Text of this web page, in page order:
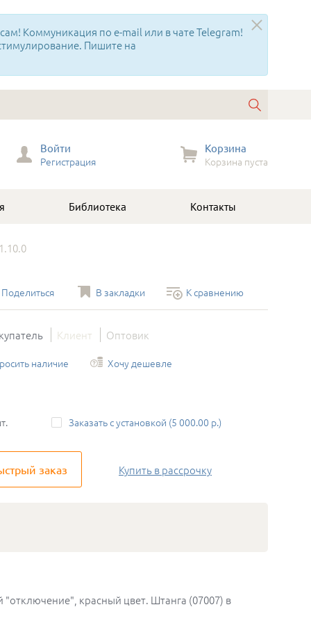
Коммуникация по e-mail или в чате Telegram!
Пишите на
Войти
Регистрация
Корзина
Корзина пуста
Библиотека Контакты
Поделиться В закладки К сравнению
Клиент Оптовик
наличие Хочу дешевле
Заказать с установкой (5 000.00 р.)
заказ Купитьв рассрочку
красный цвет. Штанга (07007) в